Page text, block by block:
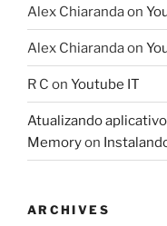
Alex Chiarandaon
Alex Chiarandaon
R C on Youtube IT
Atualizando
Memoryon
ARCHIVES